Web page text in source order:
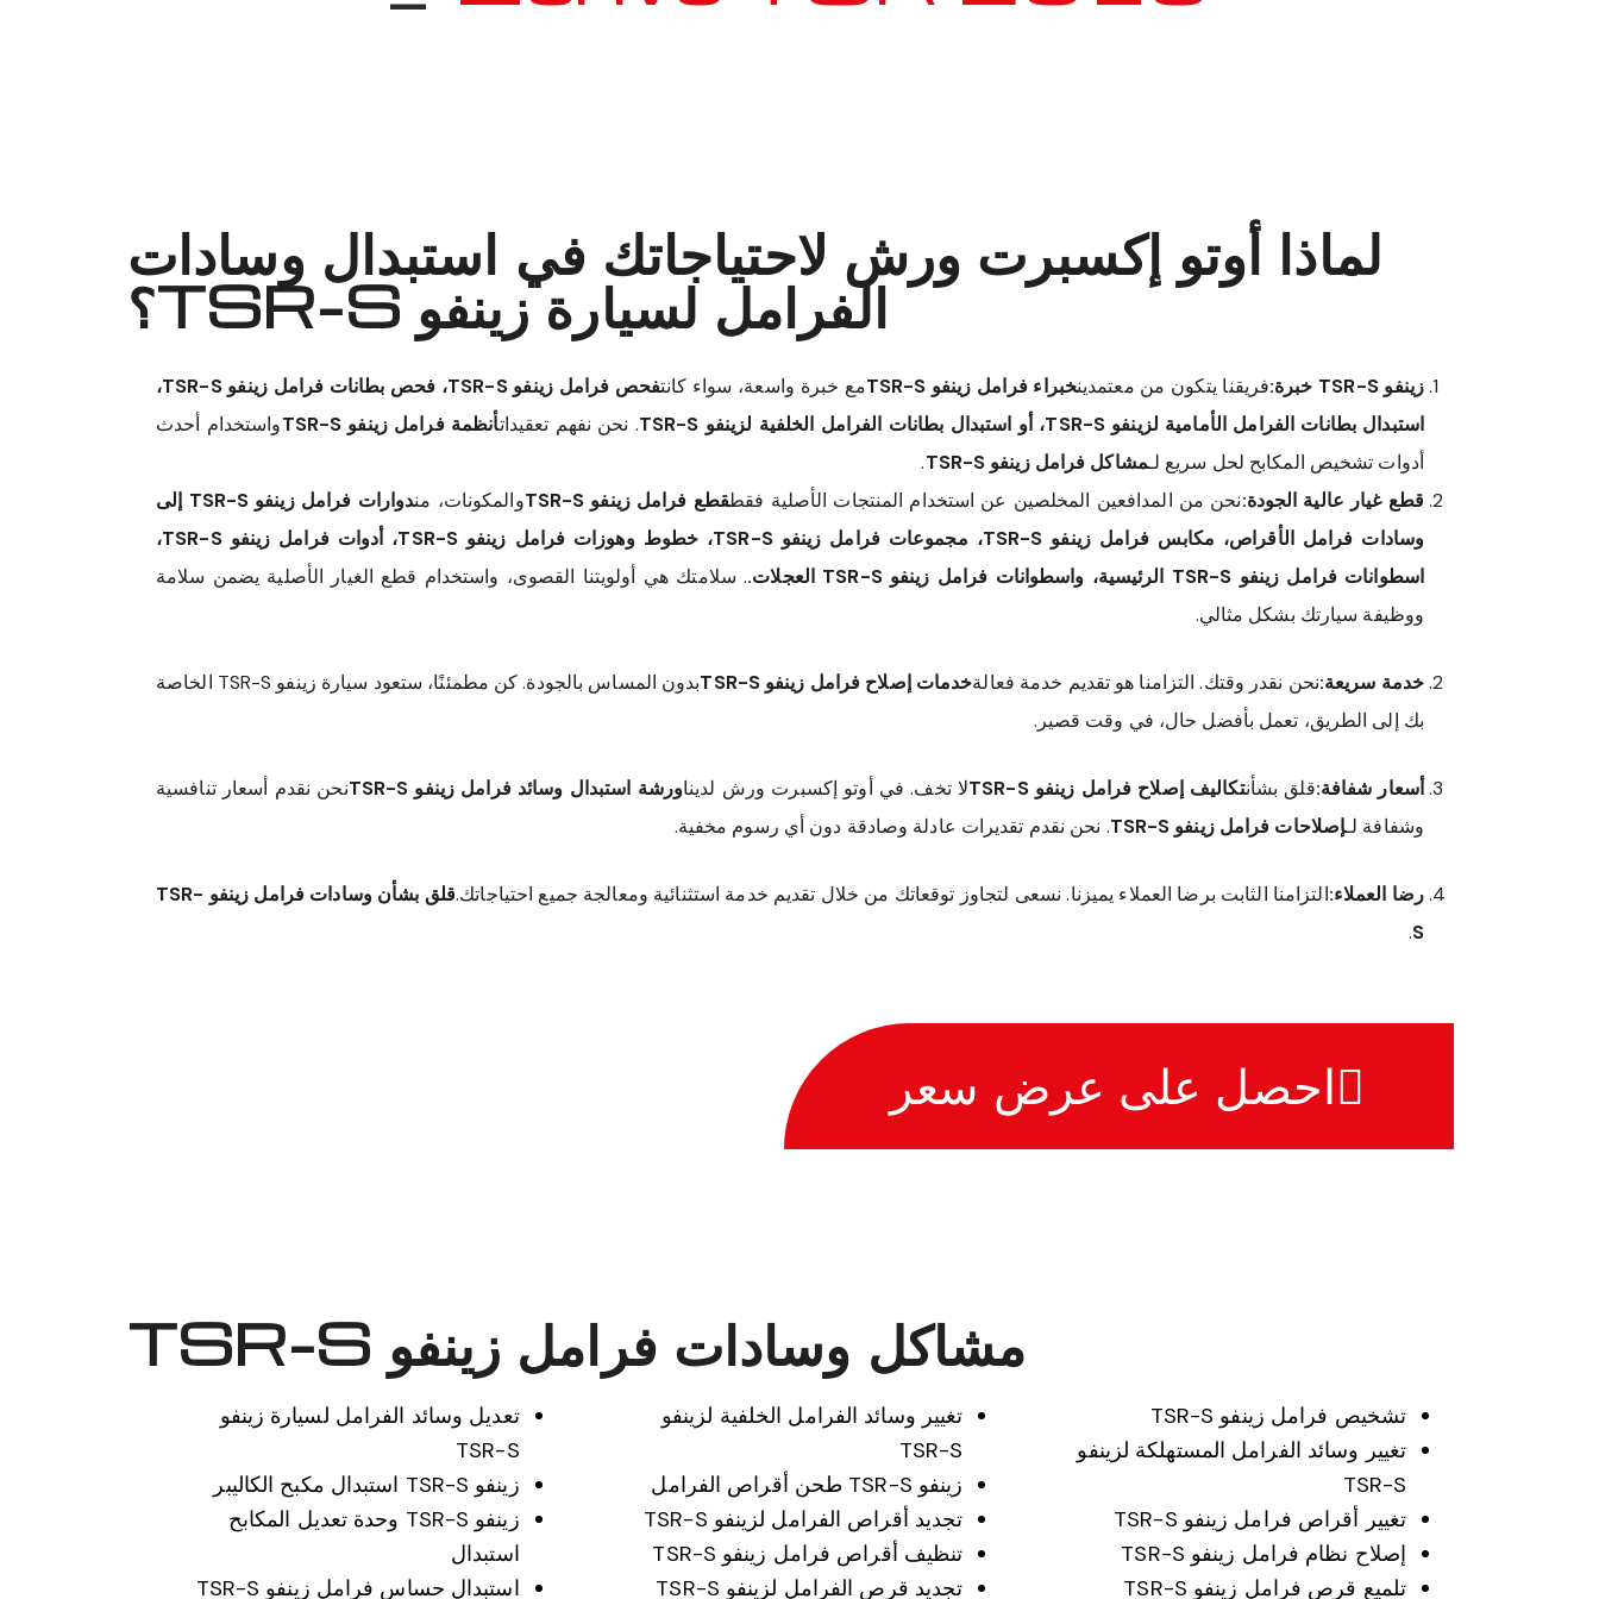
لماذا أوتو إكسبرت ورش لاحتياجاتك في استبدال وسادات
الفرامل لسيارة زينفو TSR-S؟
زينفو TSR-S خبرة: فريقنا يتكون من معتمدينخبراء فرامل زينفو TSR-S مع خبرة واسعة، سواء كانت
فحص فرامل زينفو TSR-S، فحص بطانات فرامل زينفو TSR-S،
استبدال بطانات الفرامل الأمامية لزينفو TSR-S، أو استبدال بطانات الفرامل الخلفية لزينفو TSR-S
. نحن نفهم تعقيداتأنظمة فرامل زينفو TSR-S
واستخدام أحدث
أدوات تشخيص المكابح لحل سريع لـمشاكل فرامل زينفو TSR-S
.
قطع غيار عالية الجودة:نحن من المدافعين المخلصين عن استخدام المنتجات الأصلية فقطقطع فرامل زينفو TSR-S والمكونات، من
دوارات فرامل زينفو TSR-S إلى
وسادات فرامل الأقراص، مكابس فرامل زينفو TSR-S، مجموعات فرامل زينفو TSR-S، خطوط وهوزات فرامل زينفو TSR-S، أدوات فرامل زينفو TSR-S،
اسطوانات فرامل زينفو TSR-S الرئيسية، واسطوانات فرامل زينفو TSR-S العجلات.
. سلامتك هي أولويتنا القصوى، واستخدام قطع الغيار الأصلية يضمن سلامة
ووظيفة سيارتك بشكل مثالي.
خدمة سريعة:نحن نقدر وقتك. التزامنا هو تقديم خدمة فعالةخدمات إصلاح فرامل زينفو TSR-S
بدون المساس بالجودة. كن مطمئنًا، ستعود سيارة زينفو TSR-S الخاصة
بك إلى الطريق، تعمل بأفضل حال، في وقت قصير.
أسعار شفافة:قلق بشأنتكاليف إصلاح فرامل زينفو TSR-S لا تخف. في أوتو إكسبرت ورش لديناورشة استبدال وسائد فرامل زينفو TSR-S
نحن نقدم أسعار تنافسية
وشفافة لـإصلاحات فرامل زينفو TSR-S . نحن نقدم تقديرات عادلة وصادقة دون أي رسوم مخفية.
رضا العملاء:التزامنا الثابت برضا العملاء يميزنا. نسعى لتجاوز توقعاتك من خلال تقديم خدمة استثنائية ومعالجة جميع احتياجاتك.
قلق بشأن وسادات فرامل زينفو TSR-
S
.
احصل على عرض سعر
مشاكل وسادات فرامل زينفو TSR-S
تشخيص فرامل زينفو TSR-S
تغيير وسائد الفرامل المستهلكة لزينفو
TSR-S
تغيير أقراص فرامل زينفو TSR-S
إصلاح نظام فرامل زينفو TSR-S
تلميع قرص فرامل زينفو TSR-S
تغيير وسائد الفرامل الخلفية لزينفو
TSR-S
زينفو TSR-S طحن أقراص الفرامل
تجديد أقراص الفرامل لزينفو TSR-S
تنظيف أقراص فرامل زينفو TSR-S
تجديد قرص الفرامل لزينفو TSR-S
تعديل وسائد الفرامل لسيارة زينفو
TSR-S
زينفو TSR-S استبدال مكبح الكاليبر
زينفو TSR-S وحدة تعديل المكابح
استبدال
استبدال حساس فرامل زينفو TSR-S